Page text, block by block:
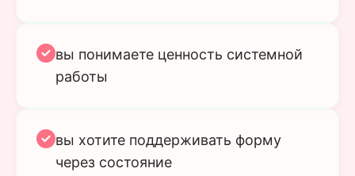
вы понимаете ценность системной
работы
вы хотите поддерживать форму
через состояние